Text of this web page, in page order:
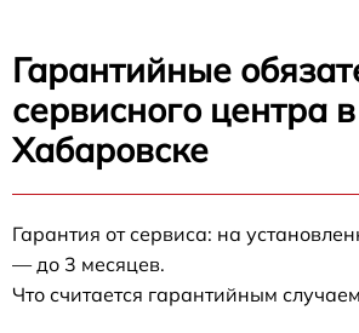
Гарантийные
сервисного центра в
Хабаровске
Гарантия от сервиса: на
— до 3 месяцев.
Что считается гарантийным